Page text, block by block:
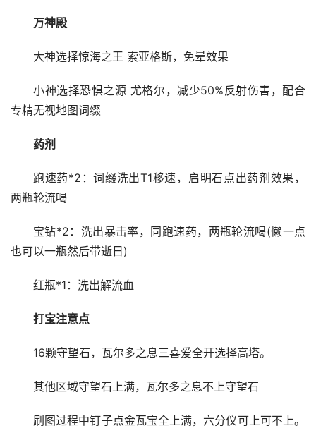
万神殿
大神选择惊海之王 索亚格斯，免晕效果
小神选择恐惧之源 尤格尔，减少50%反射伤害，配合
专精无视地图词缀
药剂
跑速药*2：词缀洗出T1移速，启明石点出药剂效果，
两瓶轮流喝
宝钻*2：洗出暴击率，同跑速药，两瓶轮流喝(懒一点
也可以一瓶然后带逝日)
红瓶*1：洗出解流血
打宝注意点
16颗守望石，瓦尔多之息三喜爱全开选择高塔。
其他区域守望石上满，瓦尔多之息不上守望石
刷图过程中钉子点金瓦宝全上满，六分仪可上可不上。